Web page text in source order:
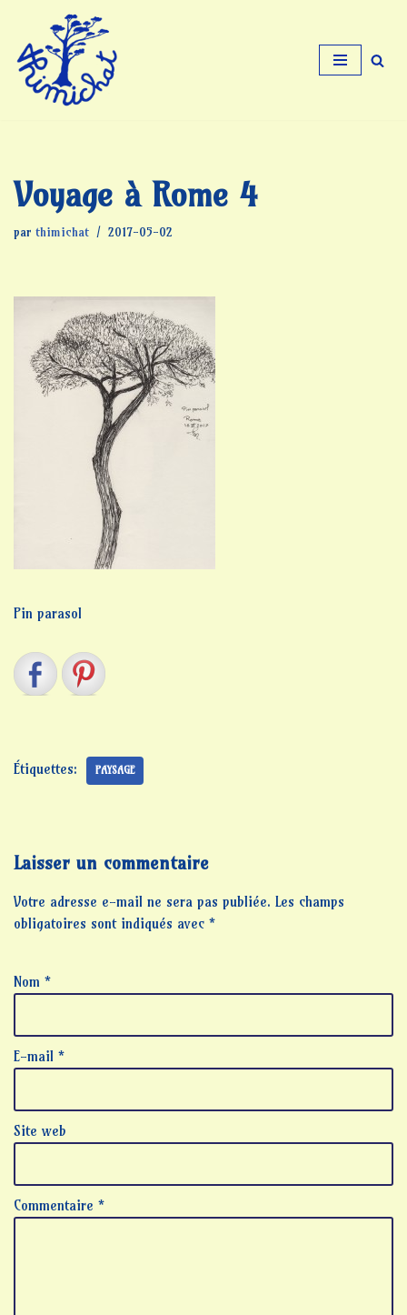
Aller
au
contenu
Voyage à Rome 4
par thimichat 2017-05-02
Pin parasol
Étiquettes: PAYSAGE
Laisser un commentaire
Votre adresse e-mail ne sera pas publiée. Les champs
obligatoires sont indiqués avec *
Nom *
E-mail *
Site web
Commentaire *